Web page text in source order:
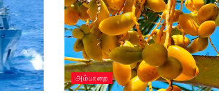
அம்பாறை